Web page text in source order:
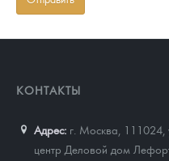
КОНТАКТЫ
Адрес: г. Москва, 111024
центр Деловой дом